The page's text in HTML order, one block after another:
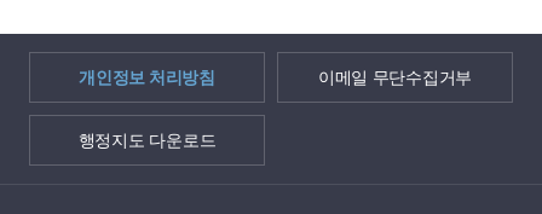
개인정보 처리방침 이메일 무단수집거부
행정지도 다운로드